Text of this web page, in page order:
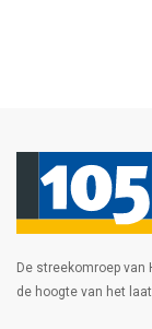
De streekomroep
de hoogte van het